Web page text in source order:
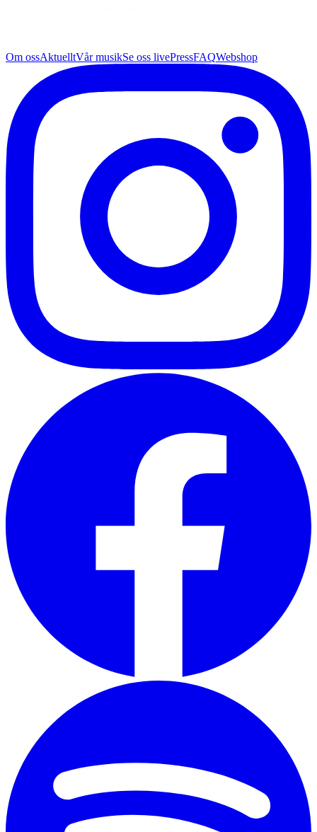
Om ossAktuelltVår musikSe oss livePressFAQWebshop